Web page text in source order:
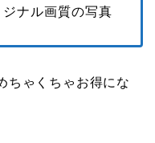
ジナル画質の写真
ちゃくちゃお得にな